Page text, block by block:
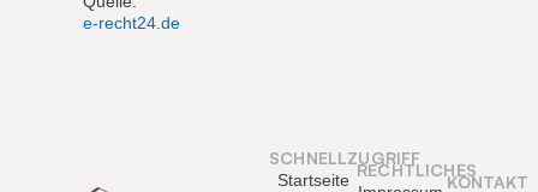
e-recht24.de
SCHNELLZUGRIFF
Startseite RECHTLICHES
KONTAKT